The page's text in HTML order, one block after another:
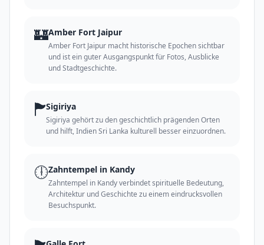
🏰Amber Fort Jaipur
Amber Fort Jaipur macht historische Epochen sichtbar
und ist ein guter Ausgangspunkt für Fotos, Ausblicke
und Stadtgeschichte.
🏲Sigiriya
Sigiriya gehört zu den geschichtlich prägenden Orten
und hilft, Indien Sri Lanka kulturell besser einzuordnen.
🕕Zahntempel in Kandy
Zahntempel in Kandy verbindet spirituelle Bedeutung,
Architektur und Geschichte zu einem eindrucksvollen
Besuchspunkt.